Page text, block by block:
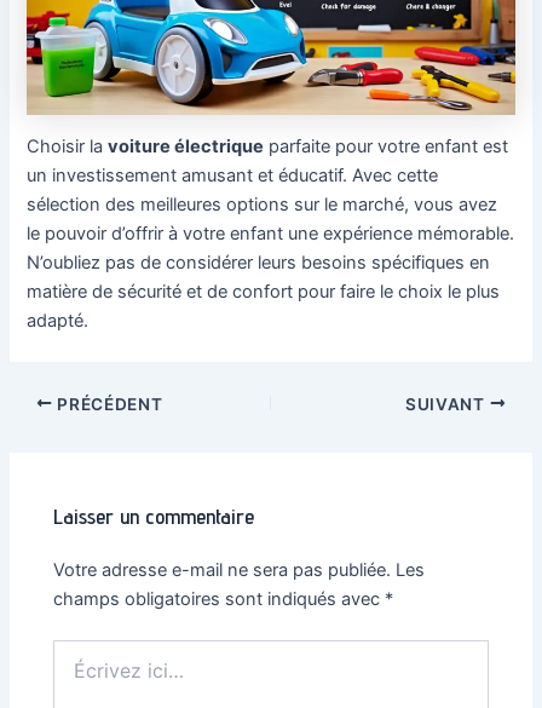
Choisir lavoiture électrique parfaite pour votre enfant est
un investissement amusant et éducatif. Avec cette
sélection des meilleures options sur le marché, vous avez
le pouvoir d’offrir à votre enfant une expérience mémorable.
N’oubliez pas de considérer leurs besoins spécifiques en
matière de sécurité et de confort pour faire le choix le plus
adapté.
NavigationPRÉCÉDENT SUIVANT
Laisser un commentaire
Votre adresse e-mail ne sera pas publiée. Les
champs obligatoires sont indiqués avec *
ici…